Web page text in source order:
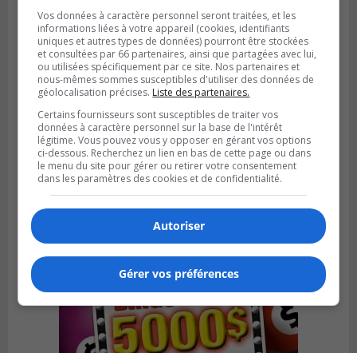
LA PRAIRIE
Publié le 3 août 2026 à 06h57
Sonia Ziadé est candidate pour le PLQ
dans La Prairie
Vos données à caractère personnel seront traitées, et les
informations liées à votre appareil (cookies, identifiants
uniques et autres types de données) pourront être stockées
et consultées par 66 partenaires, ainsi que partagées avec lui,
ou utilisées spécifiquement par ce site. Nos partenaires et
nous-mêmes sommes susceptibles d'utiliser des données de
géolocalisation précises. Liste des partenaires.
Certains fournisseurs sont susceptibles de traiter vos
données à caractère personnel sur la base de l'intérêt
légitime. Vous pouvez vous y opposer en gérant vos options
ci-dessous. Recherchez un lien en bas de cette page ou dans
le menu du site pour gérer ou retirer votre consentement
dans les paramètres des cookies et de confidentialité.
Autoriser
Gérer vos préférences